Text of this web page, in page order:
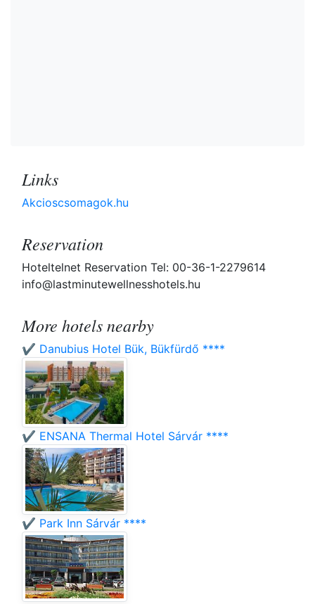
Links
Akcioscsomagok.hu
Reservation
Hoteltelnet Reservation Tel: 00-36-1-2279614
info@lastminutewellnesshotels.hu
More hotels nearby
✔️ Danubius Hotel Bük, Bükfürdő ****
✔️ ENSANA Thermal Hotel Sárvár ****
✔️ Park Inn Sárvár ****